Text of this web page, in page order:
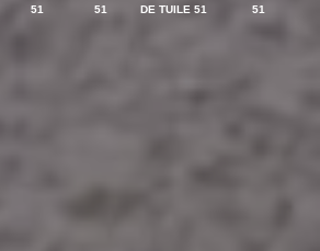
51
51
DE TUILE 51
51